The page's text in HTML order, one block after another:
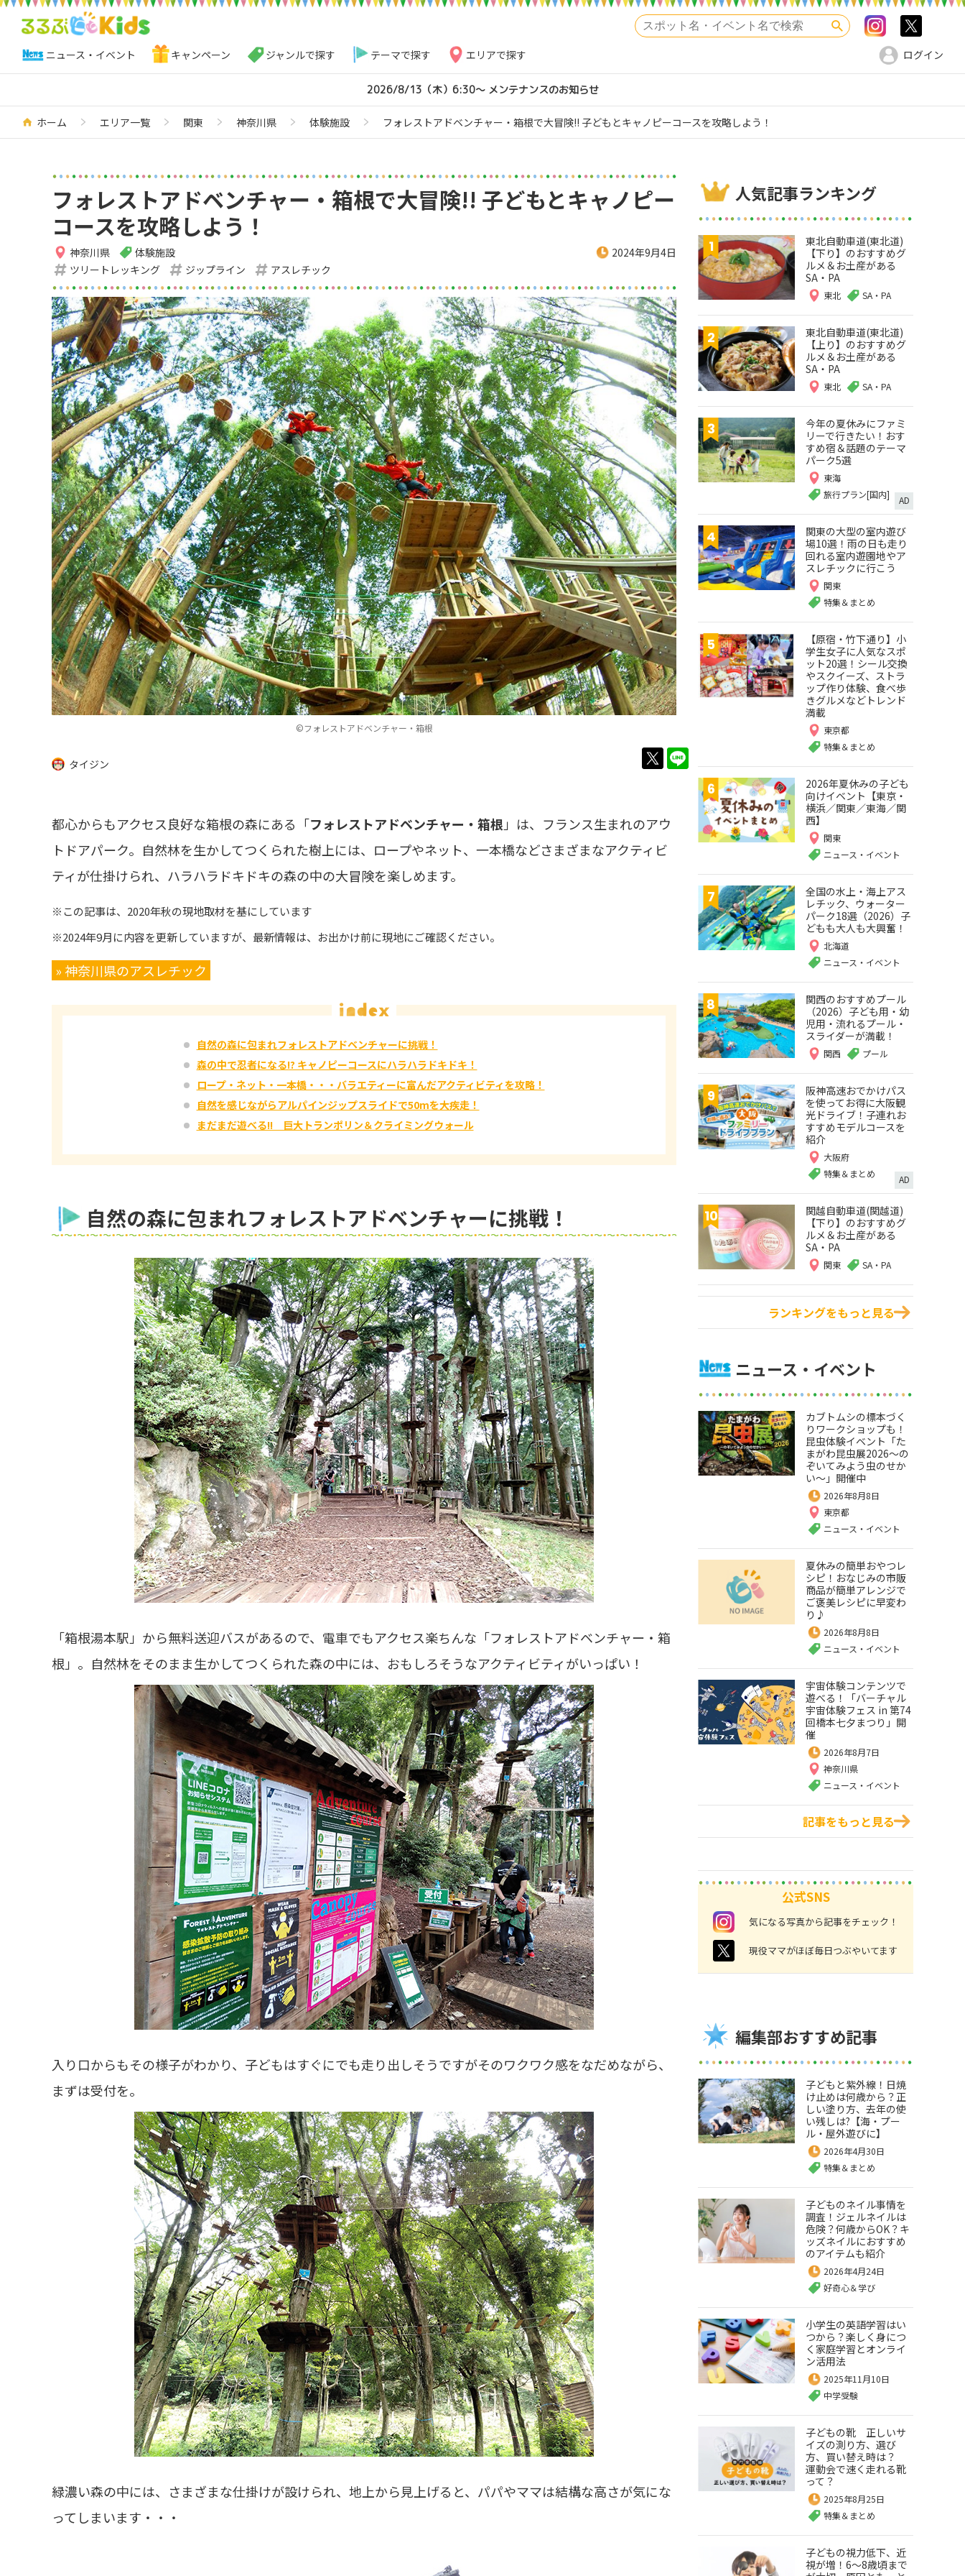
検索 Instagram
ニュース・イベント キャンペーン ジャンルで探す テーマで探す エリアで探す ログイン
2026/8/13（木）6:30～ メンテナンスのお知らせ
ホーム エリア一覧 関東 神奈川県 体験施設 フォレストアドベンチャー・箱根で大冒険!! 子どもとキャノピーコースを攻略しよう！
フォレストアドベンチャー・箱根で大冒険!! 子どもとキャノピー
コースを攻略しよう！
神奈川県 体験施設
2024年9月4日
ツリートレッキング
ジップライン アスレチック
©フォレストアドベンチャー・箱根
タイジン twitter
都心からもアクセス良好な箱根の森にある「フォレストアドベンチャー・箱根 」は、フランス生まれのアウ
トドアパーク。自然林を生かしてつくられた樹上には、ロープやネット、一本橋などさまざまなアクティビ
ティが仕掛けられ、ハラハラドキドキの森の中の大冒険を楽しめます。
※この記事は、2020年秋の現地取材を基にしています
※2024年9月に内容を更新していますが、最新情報は、お出かけ前に現地にご確認ください。
» 神奈川県のアスレチック
自然の森に包まれフォレストアドベンチャーに挑戦！
森の中で忍者になる!? キャノピーコースにハラハラドキドキ！
ロープ・ネット・一本橋・・・バラエティーに富んだアクティビティを攻略！
自然を感じながらアルパインジップスライドで50mを大疾走！
まだまだ遊べる!! 巨大トランポリン＆クライミングウォール
自然の森に包まれフォレストアドベンチャーに挑戦！
「箱根湯本駅」から無料送迎バスがあるので、電車でもアクセス楽ちんな「フォレストアドベンチャー・箱
根」。自然林をそのまま生かしてつくられた森の中には、おもしろそうなアクティビティがいっぱい！
入り口からもその様子がわかり、子どもはすぐにでも走り出しそうですがそのワクワク感をなだめながら、
まずは受付を。
緑濃い森の中には、さまざまな仕掛けが設けられ、地上から見上げると、パパやママは結構な高さが気にな
ってしまいます・・・
人気記事ランキング
東北自動車道(東北道)
【下り】のおすすめグ
ルメ＆お土産がある
SA・PA
東北 SA・PA
東北自動車道(東北道)
【上り】のおすすめグ
ルメ＆お土産がある
SA・PA
東北 SA・PA
今年の夏休みにファミ
リーで行きたい！おす
すめ宿＆話題のテーマ
パーク5選
東海
旅行プラン[国内]
AD
関東の大型の室内遊び
場10選！雨の日も走り
回れる室内遊園地やア
スレチックに行こう
関東
特集＆まとめ
【原宿・竹下通り】小
学生女子に人気なスポ
ット20選！シール交換
やスクイーズ、ストラ
ップ作り体験、食べ歩
きグルメなどトレンド
満載
東京都
特集＆まとめ
2026年夏休みの子ども
向けイベント【東京・
横浜／関東／東海／関
西】
関東
ニュース・イベント
全国の水上・海上アス
レチック、ウォーター
パーク18選（2026）子
どもも大人も大興奮！
北海道
ニュース・イベント
関西のおすすめプール
（2026）子ども用・幼
児用・流れるプール・
スライダーが満載！
関西 プール
阪神高速おでかけパス
を使ってお得に大阪観
光ドライブ！子連れお
すすめモデルコースを
紹介
大阪府
特集＆まとめ
AD
関越自動車道(関越道)
【下り】のおすすめグ
ルメ＆お土産がある
SA・PA
関東 SA・PA
ランキングをもっと見る
ニュース・イベント
カブトムシの標本づく
りワークショップも！
昆虫体験イベント「た
まがわ昆虫展2026～の
ぞいてみよう虫のせか
い～」開催中
2026年8月8日
東京都
ニュース・イベント
夏休みの簡単おやつレ
シピ！おなじみの市販
商品が簡単アレンジで
ご褒美レシピに早変わ
り♪
2026年8月8日
ニュース・イベント
宇宙体験コンテンツで
遊べる！「バーチャル
宇宙体験フェス in 第74
回橋本七夕まつり」開
催
2026年8月7日
神奈川県
ニュース・イベント
記事をもっと見る
公式SNS
instagram 気になる写真から記事をチェック！
twitter 現役ママがほぼ毎日つぶやいてます
編集部おすすめ記事
子どもと紫外線！日焼
け止めは何歳から？正
しい塗り方、去年の使
い残しは?【海・プー
ル・屋外遊びに】
2026年4月30日
特集＆まとめ
子どものネイル事情を
調査！ジェルネイルは
危険？何歳からOK？キ
ッズネイルにおすすめ
のアイテムも紹介
2026年4月24日
好奇心＆学び
小学生の英語学習はい
つから？楽しく身につ
く家庭学習とオンライ
ン活用法
2025年11月10日
中学受験
子どもの靴 正しいサ
イズの測り方、選び
方、買い替え時は？
運動会で速く走れる靴
って？
2025年8月25日
特集＆まとめ
子どもの視力低下、近
視が増！6～8歳頃まで